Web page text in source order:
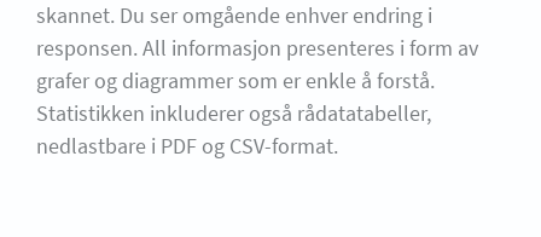
skannet. Du ser omgående enhver endring i
responsen. All informasjon presenteres i form av
grafer og diagrammer som er enkle å forstå.
Statistikken inkluderer også rådatatabeller,
nedlastbare i PDF og CSV-format.